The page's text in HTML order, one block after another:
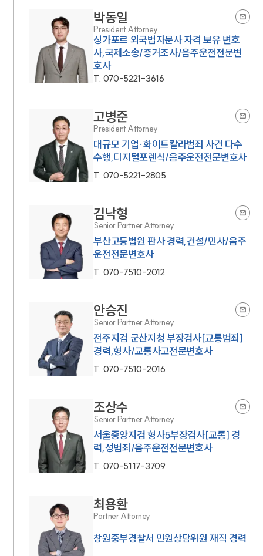
박동일
President Attorney
싱가포르 외국법자문사 자격 보유 변호
사,국제소송/증거조사/음주운전전문변
호사
T. 070-5221-3616
고병준
President Attorney
대규모 기업·화이트칼라범죄 사건 다수
수행,디지털포렌식/음주운전전문변호사
T. 070-5221-2805
김낙형
Senior Partner Attorney
부산고등법원 판사 경력,건설/민사/음주
운전전문변호사
T. 070-7510-2012
안승진
Senior Partner Attorney
전주지검 군산지청 부장검사[교통범죄]
경력,형사/교통사고전문변호사
T. 070-7510-2016
조상수
Senior Partner Attorney
서울중앙지검 형사5부장검사[교통] 경
력,성범죄/음주운전전문변호사
T. 070-5117-3709
최용환
Partner Attorney
창원중부경찰서 민원상담위원 재직 경력